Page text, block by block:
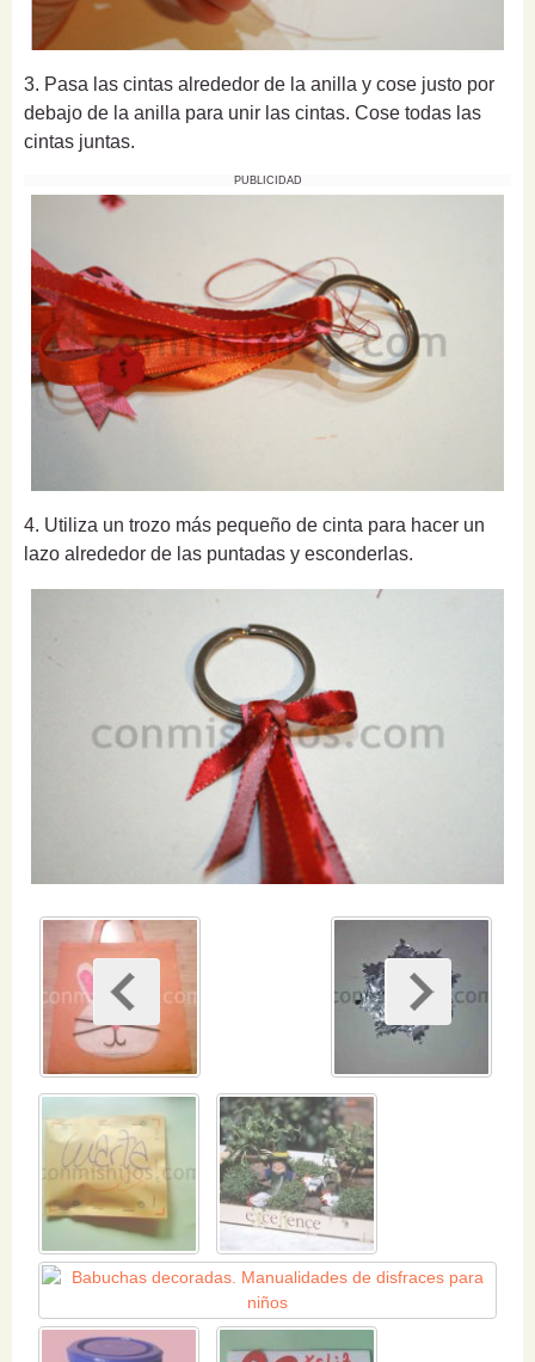
3. Pasa las cintas alrededor de la anilla y cose justo por
debajo de la anilla para unir las cintas. Cose todas las
cintas juntas.
PUBLICIDAD
4. Utiliza un trozo más pequeño de cinta para hacer un
lazo alrededor de las puntadas y esconderlas.